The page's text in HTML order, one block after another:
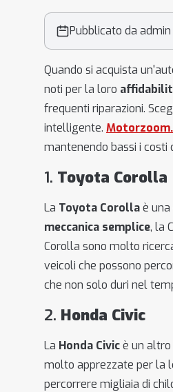
Pubblicato da
Quando si acquista
noti per la loro
frequenti riparazioni.
intelligente.
mantenendo bassi i costi
1. Toyota Corolla
La Toyota Corollaè
meccanica semplice, la
Corolla sono molto
veicoli che possono
che non solo duri nel
2. Honda Civic
La Honda Civicè un altro
molto apprezzate per la
percorrere migliaia di